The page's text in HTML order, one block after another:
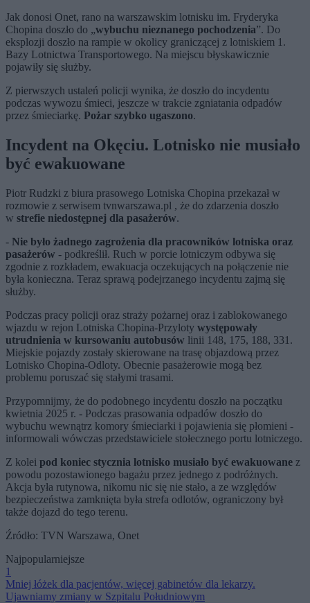
Jak donosi Onet, rano na warszawskim lotnisku im. Fryderyka
Chopina doszło do „wybuchu nieznanego pochodzenia”. Do
eksplozji doszło na rampie w okolicy graniczącej z lotniskiem 1.
Bazy Lotnictwa Transportowego. Na miejscu błyskawicznie
pojawiły się służby.
Z pierwszych ustaleń policji wynika, że doszło do incydentu
podczas wywozu śmieci, jeszcze w trakcie zgniatania odpadów
przez śmieciarkę. Pożar szybko ugaszono.
Incydent na Okęciu. Lotnisko nie musiało
być ewakuowane
Piotr Rudzki z biura prasowego Lotniska Chopina przekazał w
rozmowie z serwisem tvnwarszawa.pl , że do zdarzenia doszło
w strefie niedostępnej dla pasażerów.
- Nie było żadnego zagrożenia dla pracowników lotniska oraz
pasażerów - podkreślił. Ruch w porcie lotniczym odbywa się
zgodnie z rozkładem, ewakuacja oczekujących na połączenie nie
była konieczna. Teraz sprawą podejrzanego incydentu zajmą się
służby.
Podczas pracy policji oraz straży pożarnej oraz i zablokowanego
wjazdu w rejon Lotniska Chopina-Przyloty występowały
utrudnienia w kursowaniu autobusów linii 148, 175, 188, 331.
Miejskie pojazdy zostały skierowane na trasę objazdową przez
Lotnisko Chopina-Odloty. Obecnie pasażerowie mogą bez
problemu poruszać się stałymi trasami.
Przypomnijmy, że do podobnego incydentu doszło na początku
kwietnia 2025 r. - Podczas prasowania odpadów doszło do
wybuchu wewnątrz komory śmieciarki i pojawienia się płomieni -
informowali wówczas przedstawiciele stołecznego portu lotniczego.
Z kolei pod koniec stycznia lotnisko musiało być ewakuowane z
powodu pozostawionego bagażu przez jednego z podróżnych.
Akcja była rutynowa, nikomu nic się nie stało, a ze względów
bezpieczeństwa zamknięta była strefa odlotów, ograniczony był
także dojazd do tego terenu.
Źródło: TVN Warszawa, Onet
Najpopularniejsze
1
Mniej łóżek dla pacjentów, więcej gabinetów dla lekarzy.
Ujawniamy zmiany w Szpitalu Południowym